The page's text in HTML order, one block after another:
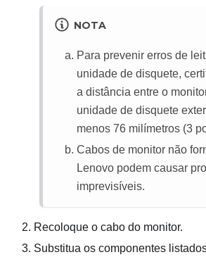
NOTA
Para prevenir erros de
unidade de disquete,
a distância entre o
unidade de disquete
menos 76 milímetros (3
Cabos de monitor não
Lenovo podem causar
imprevisíveis.
Recoloque o cabo do monitor.
Substitua os componentes